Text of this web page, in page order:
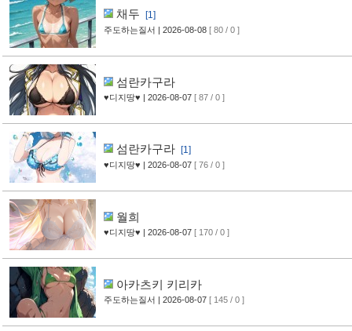
채두 [1]
주도하는질서 | 2026-08-08 [ 80 / 0 ]
섬란카구라
♥디지땅♥ | 2026-08-07 [ 87 / 0 ]
섬란카구라 [1]
♥디지땅♥ | 2026-08-07 [ 76 / 0 ]
월희
♥디지땅♥ | 2026-08-07 [ 170 / 0 ]
아카츠키 키리카
주도하는질서 | 2026-08-07 [ 145 / 0 ]